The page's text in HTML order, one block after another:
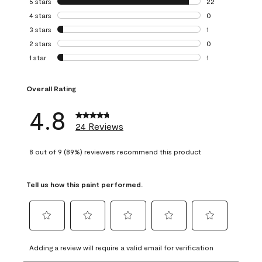
22 reviews with
4 stars stars
0
0 reviews with 4
3 stars stars
1
1 review with 3
2 stars stars
0
0 reviews with 2
1 star stars
1
Overall Rating
4.8 24 Reviews
8 out of 9 (89%) reviewers recommend this product
Tell us how this paint performed.
to
rate
to
rate
to
rate
to
rate
to
rate
Adding a review will require a valid email for verification